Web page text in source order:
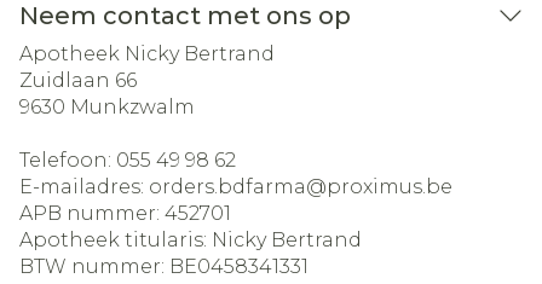
Neem contact met ons op
Apotheek Nicky Bertrand
Zuidlaan 66
9630 Munkzwalm
Telefoon: 055 49 98 62
E-mailadres: orders.bdfarma@proximus.be
APB nummer: 452701
Apotheek titularis: Nicky Bertrand
BTW nummer: BE0458341331